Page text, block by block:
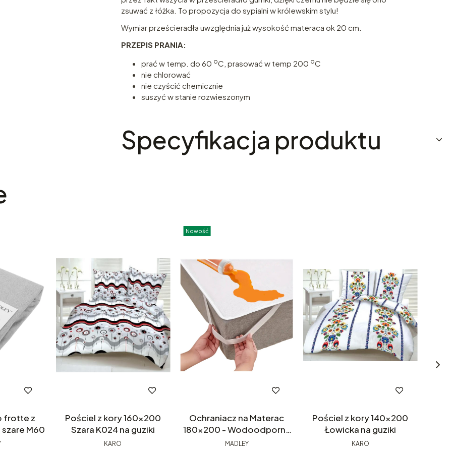
zsuwać z łóżka. To propozycja do sypialni w królewskim stylu!
Wymiar prześcieradła uwzględnia już wysokość materaca ok 20 cm.
PRZEPIS PRANIA:
prać w temp. do 60 oC, prasować w temp 200 oC
nie chlorować
nie czyścić chemicznie
suszyć w stanie rozwieszonym
Specyfikacja produktu
frotte z
M60
Pościel z kory 160x200
Szara K024 na guziki
KARO
Nowość
Ochraniacz na Materac
180x200 - Wodoodporny
Oddychający Medyczny
MADLEY
Pościel z kory 140x200
Łowicka na guziki
KARO